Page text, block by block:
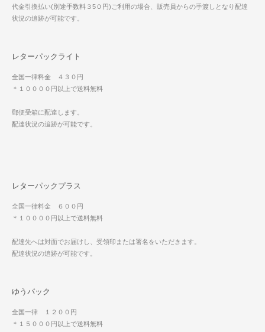
代金引換払い(別途手数料３5０円)ご利用の場合、販売員からの手渡しとなり配達
状況の追跡が可能です。
レターパックライト
全国一律料金 ４３０円
＊１００００円以上で送料無料
郵便受箱に配達します。
配達状況の追跡が可能です。
レターパックプラス
全国一律料金 ６００円
＊１００００円以上で送料無料
配達先へは対面でお届けし、受領印または署名をいただきます。
配達状況の追跡が可能です。
ゆうパック
全国一律 １２００円
＊１５０００円以上で送料無料